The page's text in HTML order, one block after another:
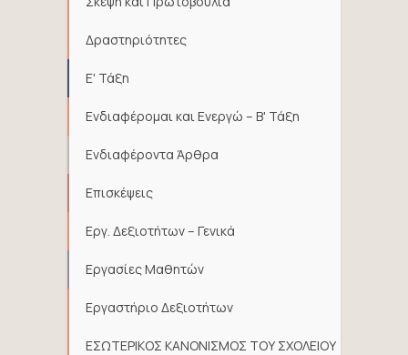
Δραστηριότητες
Ε' Τάξη
Ενδιαφέρομαι και Ενεργώ – Β' Τάξη
Ενδιαφέροντα Άρθρα
Επισκέψεις
Εργ. Δεξιοτήτων – Γενικά
Εργασίες Μαθητών
Εργαστήριο Δεξιοτήτων
ΕΣΩΤΕΡΙΚΟΣ ΚΑΝΟΝΙΣΜΟΣ ΤΟΥ ΣΧΟΛΕΙΟΥ